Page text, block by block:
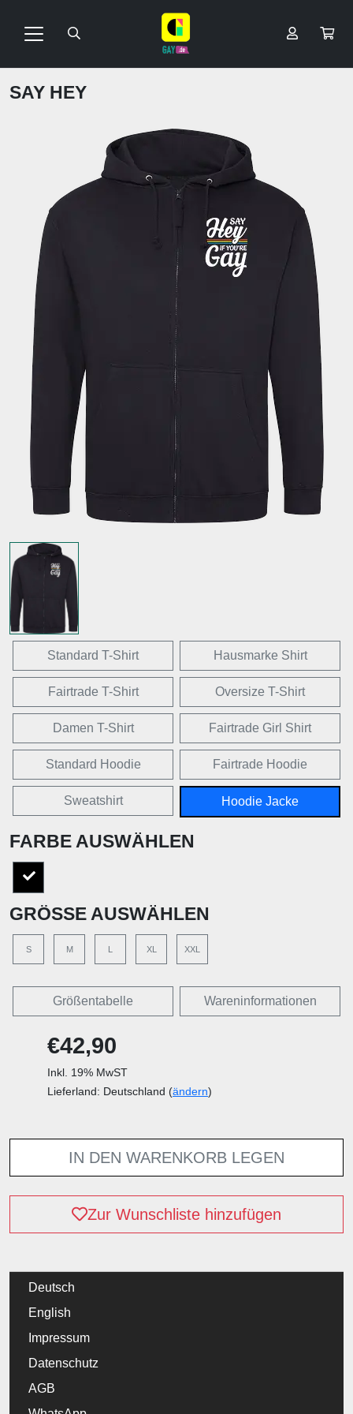
SAY HEY
Standard T-Shirt Hausmarke Shirt
Fairtrade T-Shirt Oversize T-Shirt
Damen T-Shirt Fairtrade Girl Shirt
Standard Hoodie Fairtrade Hoodie
Sweatshirt Hoodie Jacke
FARBE AUSWÄHLEN
GRÖSSE AUSWÄHLEN
S M XL XXL
Größentabelle Wareninformationen
€42,90
Inkl. 19% MwST
Lieferland: Deutschland (ändern)
IN DEN WARENKORB LEGEN
Zur Wunschliste hinzufügen
Deutsch
English
Impressum
Datenschutz
AGB